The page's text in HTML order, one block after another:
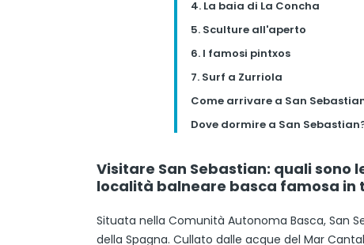
4. La baia di La Concha
5. Sculture all'aperto
6. I famosi pintxos
7. Surf a Zurriola
Come arrivare a San
Dove dormire a San
Visitare San Sebastian: quali sono
località balneare basca famosa in
Situata nella Comunità Autonoma Basca, San
della Spagna. Cullato dalle acque del Mar